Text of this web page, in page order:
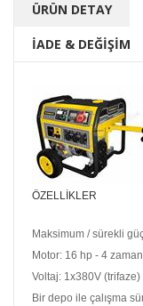
ÜRÜN DETAY
İADE & DEĞİŞİM
ÖZELLIKLER
Maksimum / sürekli
Motor: 16 hp - 4
Voltaj: 1x380V
Bir depo ile çalışma